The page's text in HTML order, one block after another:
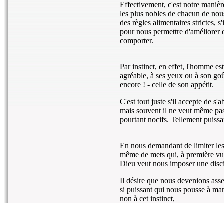
Effectivement, c'est notre
les plus nobles de chacun de
des règles alimentaires strictes,
pour nous permettre d'améliorer
comporter.
Par instinct, en effet, l'homme
agréable, à ses yeux ou à son
encore ! - celle de son appétit.
C'est tout juste s'il accepte de
mais souvent il ne veut même
pourtant nocifs. Tellement
En nous demandant de limiter
même de mets qui, à première
Dieu veut nous imposer une
Il désire que nous devenions
si puissant qui nous pousse à
non à cet instinct,